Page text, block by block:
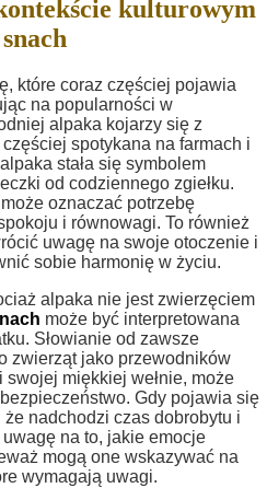
kulturowym
które coraz częściej pojawia
na popularności w
alpaka kojarzy się z
spotykana na farmach i
stała się symbolem
od codziennego zgiełku.
może oznaczać potrzebę
i równowagi. To również
uwagę na swoje otoczenie i
sobie harmonię w życiu.
alpaka nie jest zwierzęciem
może być interpretowana
Słowianie od zawsze
zwierząt jako przewodników
miękkiej wełnie, może
Gdy pojawia się
że nadchodzi czas dobrobytu i
na to, jakie emocje
mogą one wskazywać na
wymagają uwagi.